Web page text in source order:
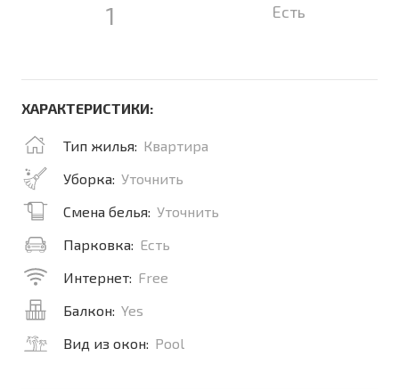
1 Есть
ХАРАКТЕРИСТИКИ:
Тип жилья: Квартира
Уборка: Уточнить
Смена белья: Уточнить
Парковка: Есть
Интернет: Free
Балкон: Yes
Вид из окон: Pool